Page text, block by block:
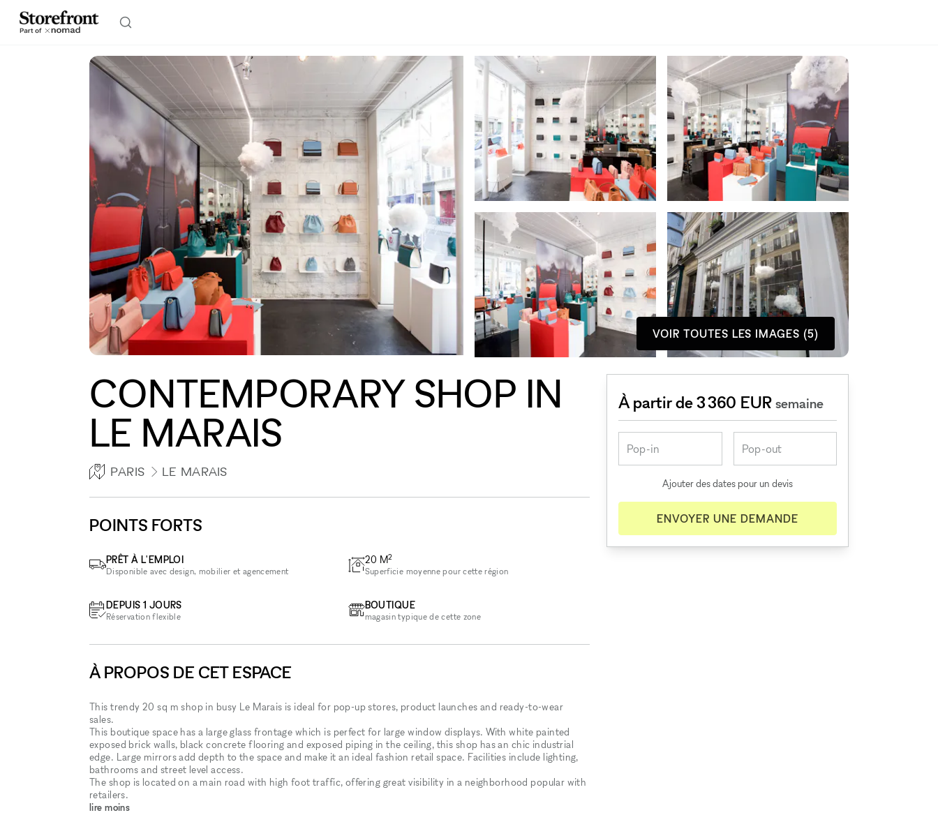
VOIR TOUTES LES IMAGES (5)
CONTEMPORARY SHOP IN
LE MARAIS
PARIS LE MARAIS
POINTS FORTS
PRÊT À L'EMPLOI
Disponible avec design, mobilier et agencement
DEPUIS 1 JOURS
Réservation flexible
20 M2
Superficie moyenne pour cette région
BOUTIQUE
magasin typique de cette zone
À PROPOS DE CET ESPACE
This trendy 20 sq m shop in busy Le Marais is ideal for pop-up stores, product launches and ready-to-wear
sales.
This boutique space has a large glass frontage which is perfect for large window displays. With white painted
exposed brick walls, black concrete flooring and exposed piping in the ceiling, this shop has an chic industrial
edge. Large mirrors add depth to the space and make it an ideal fashion retail space. Facilities include lighting,
bathrooms and street level access.
The shop is located on a main road with high foot traffic, offering great visibility in a neighborhood popular with
retailers.
lire moins
À partir de 3 360 EURsemaine
Ajouter des dates pour un devis
ENVOYER UNE DEMANDE